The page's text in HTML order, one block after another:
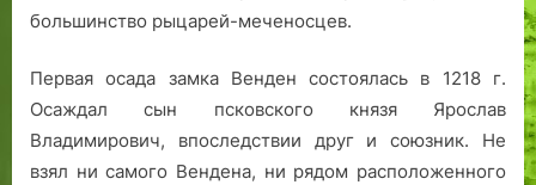
большинство рыцарей-меченосцев.
Первая осада замка Венден состоялась в 1218 г.
Осаждал сын псковского князя Ярослав
Владимирович, впоследствии друг и союзник. Не
взял ни самого Вендена, ни рядом расположенного